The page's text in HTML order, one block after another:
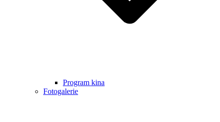
Program kina
Fotogalerie